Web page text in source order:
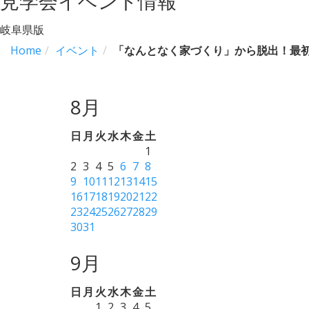
岐阜県版
Home
イベント 「なんとなく家づくり」から脱出！最
8月
日 月 火水木金土
1
2 3 4 5 6 7 8
9 1011 12131415
16171819202122
23242526272829
3031
9月
日 月 火水木金土